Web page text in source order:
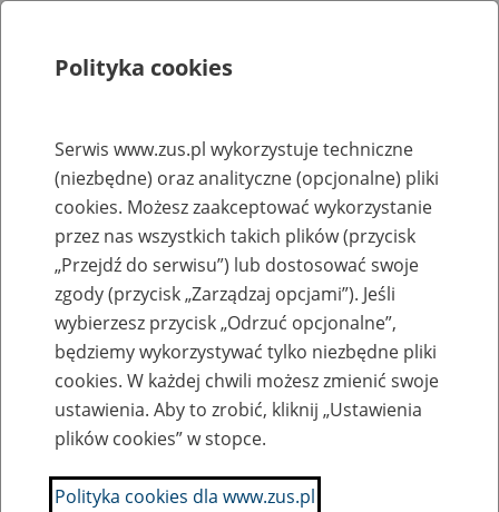
Rejestry, ewidencje i archiwa
Baza zlikwidowanych lub
przekształconych zakładów pracy
Nazwa zakładu pracy:
SZUKAJ
Polityka cookies
Serwis www.zus.pl wykorzystuje techniczne
(niezbędne) oraz analityczne (opcjonalne) pliki
cookies. Możesz zaakceptować wykorzystanie
przez nas wszystkich takich plików (przycisk
„Przejdź do serwisu”) lub dostosować swoje
zgody (przycisk „Zarządzaj opcjami”). Jeśli
wybierzesz przycisk „Odrzuć opcjonalne”,
będziemy wykorzystywać tylko niezbędne pliki
cookies. W każdej chwili możesz zmienić swoje
ustawienia. Aby to zrobić, kliknij „Ustawienia
plików cookies” w stopce.
Polityka cookies dla www.zus.pl